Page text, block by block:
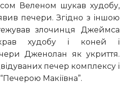
печери. Згідно з іншою
злочинця Джеймса
худобу і коней і
Дженолан як укриття.
печер комплексу і
Макіївна”.